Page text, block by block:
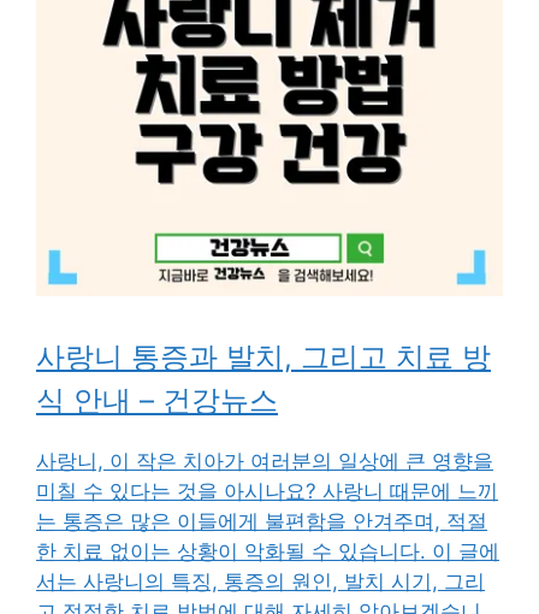
사랑니 통증과 발치, 그리고 치료 방
식 안내 – 건강뉴스
사랑니, 이 작은 치아가 여러분의 일상에 큰 영향을
미칠 수 있다는 것을 아시나요? 사랑니 때문에 느끼
는 통증은 많은 이들에게 불편함을 안겨주며, 적절
한 치료 없이는 상황이 악화될 수 있습니다. 이 글에
서는 사랑니의 특징, 통증의 원인, 발치 시기, 그리